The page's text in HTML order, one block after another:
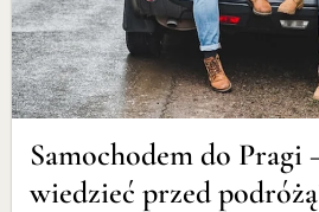
Samochodem do Pragi
wiedzieć przed